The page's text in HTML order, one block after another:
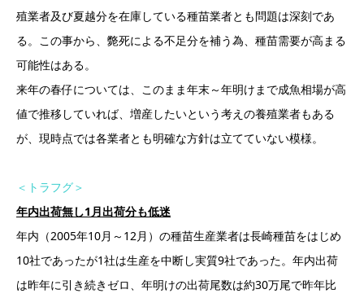
殖業者及び夏越分を在庫している種苗業者とも問題は深刻であ
る。この事から、斃死による不足分を補う為、種苗需要が高まる
可能性はある。
来年の春仔については、このまま年末～年明けまで成魚相場が高
値で推移していれば、増産したいという考えの養殖業者もある
が、現時点では各業者とも明確な方針は立てていない模様。
＜トラフグ＞
年内出荷無し1月出荷分も低迷
年内（2005年10月～12月）の種苗生産業者は長崎種苗をはじめ
10社であったが1社は生産を中断し実質9社であった。年内出荷
は昨年に引き続きゼロ、年明けの出荷尾数は約30万尾で昨年比